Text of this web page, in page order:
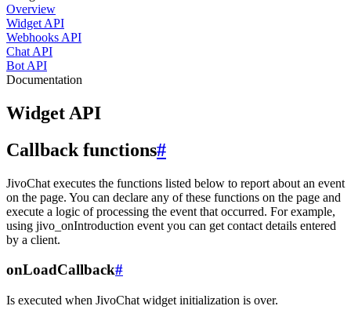
Overview
Widget API
Webhooks API
Chat API
Bot API
Documentation
Widget API
Callback functions#
JivoChat executes the functions listed below to report about an event
on the page. You can declare any of these functions on the page and
execute a logic of processing the event that occurred. For example,
using jivo_onIntroduction event you can get contact details entered
by a client.
onLoadCallback#
Is executed when JivoChat widget initialization is over.